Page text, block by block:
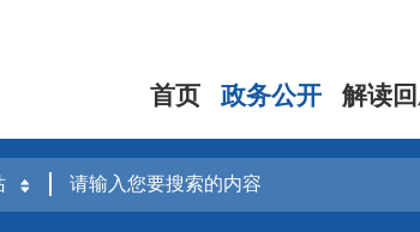
首页 政务公开 解读